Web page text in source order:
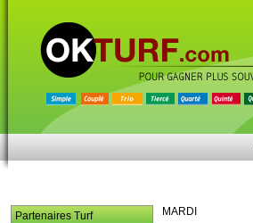
MARDI
Partenaires Turf